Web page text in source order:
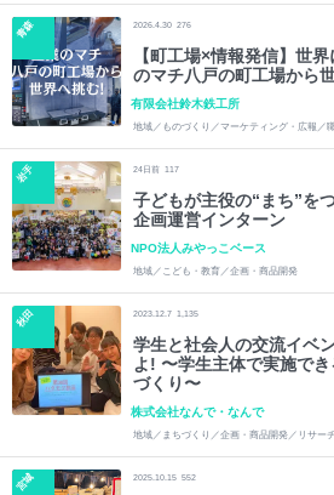
青森 2026.4.30 276
【町工場×情報発信】世
のマチ八戸の町工場から
有限会社鈴木鉄工所
地域／ものづくり／マーケティング・広報／
岩手 24 日前 117
子どもが主役の“まち”を
企画運営インターン
NPO法人みやっこベース
地域／こども・教育／企画・商品開発
秋田 2023.12.7 1,135
学生と社会人の交流イベ
よ! 〜学生主体で実施で
づくり〜
株式会社なんで・なんで
地域／まちづくり／企画・商品開発／リサー
宮城 2025.10.15 552